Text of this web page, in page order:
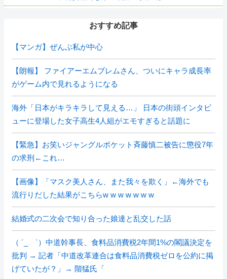
おすすめ記事
【マンガ】ぜんぶ私が中心
【朗報】 ファイアーエムブレムさん、ついにキャラ成長率
がゲーム内で見れるようになる
海外「日本がキラキラして見える…」 日本の街頭インタビ
ューに登場した女子高生4人組がエモすぎると話題に
【緊急】お笑いジャングルポケット斉藤慎二被告に懲役7年
の求刑←これ…
【画像】「マスク美人さん、また我々を欺く」←海外でも
流行りだした結果がこちらw w w w w w w
結婚式の二次会で知り合った娘達と乱交した話
（ ´_ゝ`）中道幹事長、食料品消費税2年間1%の閣議決定を
批判 → 記者「中道改革連合は食料品消費税ゼロを公約に掲
げていたが？」→ 階猛氏「